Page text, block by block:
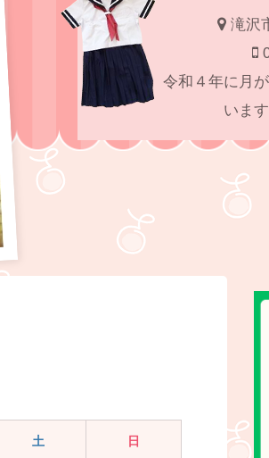
滝沢
令和４年に月
いま
土 日